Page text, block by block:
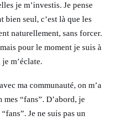
je m’investis. Je pense
bien seul, c’est là que les
naturellement, sans forcer.
pour le moment je suis à
m’éclate.
ma communauté, on m’a
“fans”. D’abord, je
Je ne suis pas un